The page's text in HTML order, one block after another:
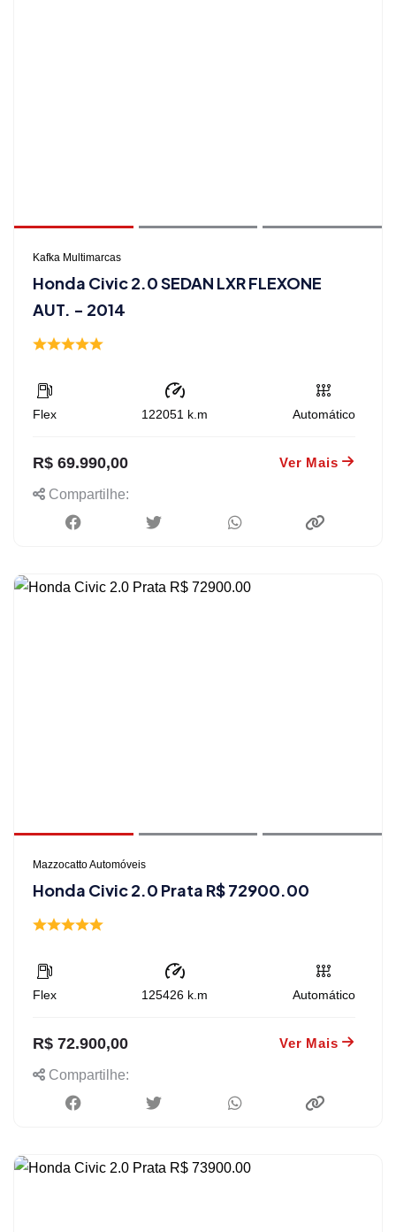
Kafka Multimarcas
Honda Civic 2.0 SEDAN LXR FLEXONE
AUT. - 2014
Flex 122051 k.m Automático
R$ 69.990,00 Ver Mais
Compartilhe:
Mazzocatto Automóveis
Honda Civic 2.0 Prata R$ 72900.00
Flex 125426 k.m Automático
R$ 72.900,00 Ver Mais
Compartilhe: